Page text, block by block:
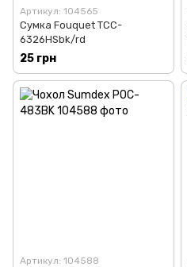
Артикул: 104565
Сумка Fouquet TCC-
6326HSbk/rd
25 грн
Артикул: 104588